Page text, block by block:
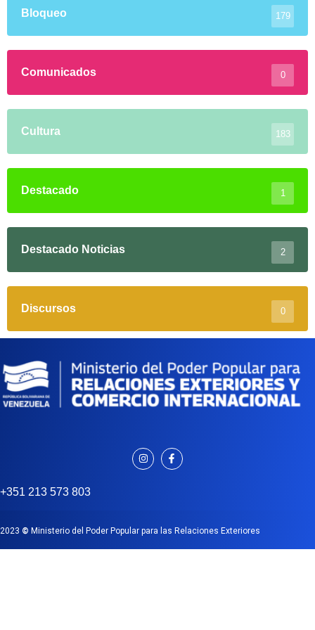
Bloqueo 179
Comunicados 0
Cultura 183
Destacado 1
Destacado Noticias 2
Discursos 0
+351 213 573 803
2023 © Ministerio del Poder Popular para las Relaciones Exteriores